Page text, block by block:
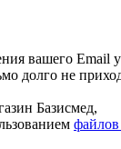
вашего Email
долго не
Базисмед,